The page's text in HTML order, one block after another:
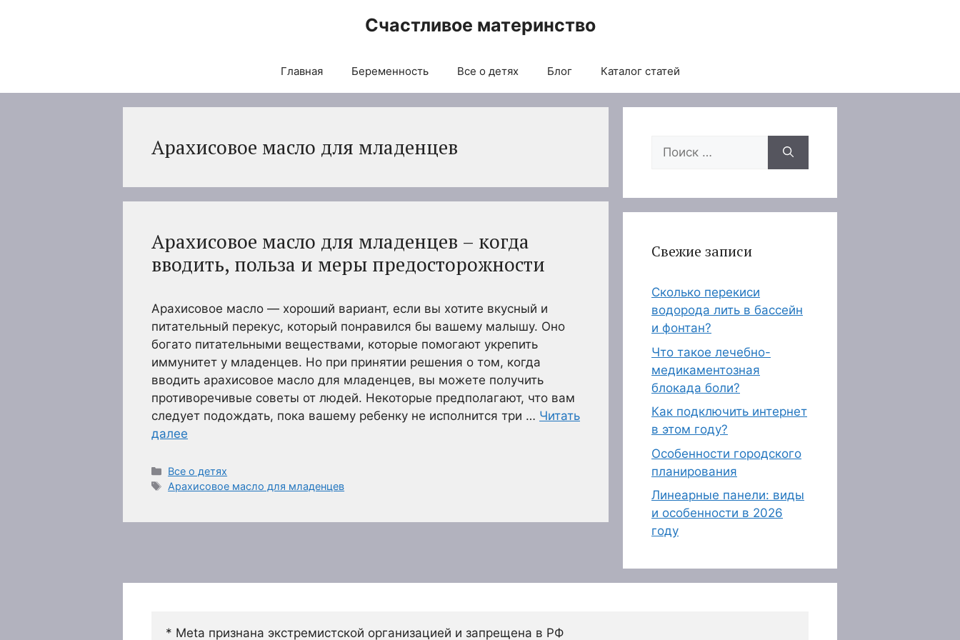
Счастливое материнство
Главная Беременность Все о детях Блог Каталог статей
Арахисовое масло для младенцев
Арахисовое масло для младенцев – когда
вводить, польза и меры предосторожности
Арахисовое масло — хороший вариант, если вы хотите вкусный и
питательный перекус, который понравился бы вашему малышу. Оно
богато питательными веществами, которые помогают укрепить
иммунитет у младенцев. Но при принятии решения о том, когда
вводить арахисовое масло для младенцев, вы можете получить
противоречивые советы от людей. Некоторые предполагают, что вам
следует подождать, пока вашему ребенку не исполнится три … Читать
далее
Рубрики
Все о детях
Метки
Арахисовое масло для младенцев
Поиск:
Свежие записи
Сколько перекиси
водорода лить в бассейн
и фонтан?
Что такое лечебно-
медикаментозная
блокада боли?
Как подключить интернет
в этом году?
Особенности городского
планирования
Линеарные панели: виды
и особенности в 2026
году
* Meta признана экстремистской организацией и запрещена в РФ